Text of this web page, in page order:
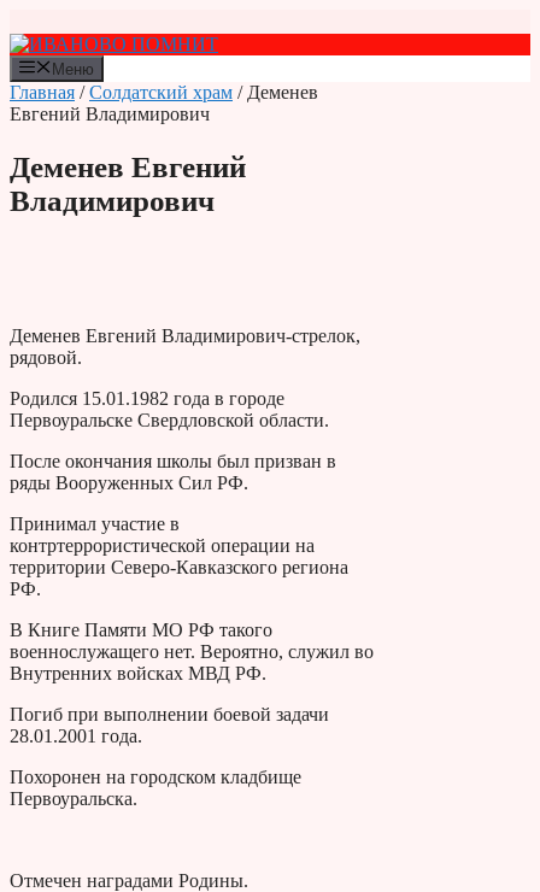
к
содержимому
Меню
Главная /Солдатский храм / Деменев
Евгений Владимирович
Деменев Евгений
Владимирович
Деменев Евгений Владимирович-стрелок,
рядовой.
Родился 15.01.1982 года в городе
Первоуральске Свердловской области.
После окончания школы был призван в
ряды Вооруженных Сил РФ.
Принимал участие в
контртеррористической операции на
территории Северо-Кавказского региона
РФ.
В Книге Памяти МО РФ такого
военнослужащего нет. Вероятно, служил во
Внутренних войсках МВД РФ.
Погиб при выполнении боевой задачи
28.01.2001 года.
Похоронен на городском кладбище
Первоуральска.
Отмечен наградами Родины.